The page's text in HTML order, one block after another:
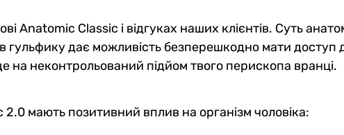
Anatomic Classic і відгуках наших клієнтів. Суть
гульфику дає можливість безперешкодно мати доступ
на неконтрольований підйом твого перископа вранці.
мають позитивний вплив на організм чоловіка: